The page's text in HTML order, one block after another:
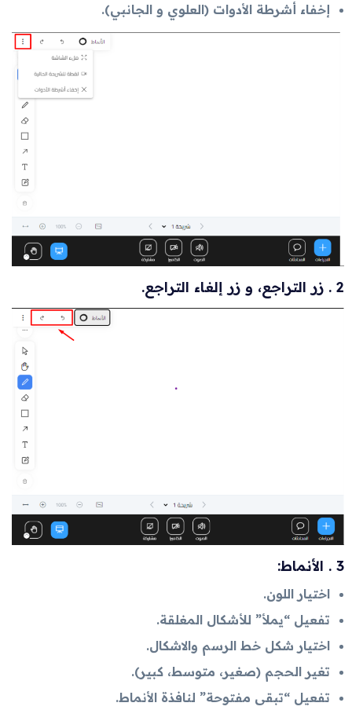
إخفاء أشرطة الأدوات (العلوي و الجانبي).
2 . زر التراجع، و زر إلغاء التراجع.
3 . الأنماط:
اختيار اللون.
تفعيل “يملأ” للأشكال المغلقة.
اختيار شكل خط الرسم والاشكال.
تغير الحجم (صغير، متوسط، كبير).
تفعيل “تبقى مفتوحة” لنافذة الأنماط.